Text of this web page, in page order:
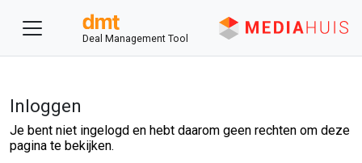
Deal Management Tool
Inloggen
Je bent niet ingelogd en hebt daarom geen rechten om deze
pagina te bekijken.